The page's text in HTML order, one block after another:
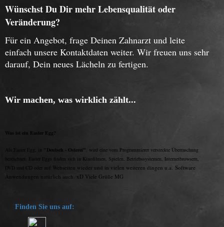
Wünschst Du Dir mehr Lebensqualität oder
Veränderung?
Für ein Angebot, frage Deinen Zahnarzt und leite
einfach unsere Kontaktdaten weiter. Wir freuen uns sehr
darauf, Dein neues Lächeln zu fertigen.
Wir machen, was wirklich zählt...
Was ist ein Easter Egg?
Als Easter Egg, in "Deutsch - Osterei" , wird eine vom Programmierer versteckte Überraschung
bezeichnet. Easter Eggs finden sich in Kinofilmen, Spielen, Betriebssystemen, Internetbrowsern,
DVD und CD oder a
uf Webseiten wieder und in vielen weiteren dingen u.a. Software
Anwendungen natürlich auch. xD Viele Grüße MG